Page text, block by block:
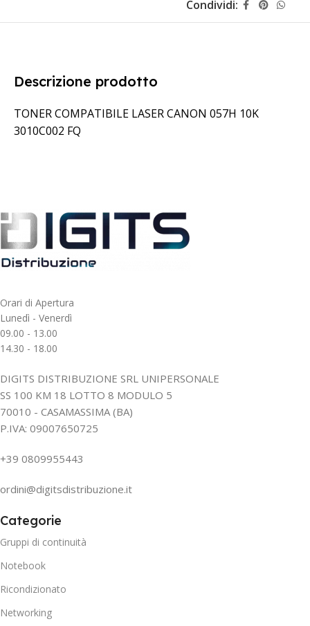
Condividi:
Descrizione prodotto
TONER COMPATIBILE LASER CANON 057H 10K
3010C002 FQ
Orari di Apertura
Lunedì - Venerdì
09.00 - 13.00
14.30 - 18.00
DIGITS DISTRIBUZIONE SRL UNIPERSONALE
SS 100 KM 18 LOTTO 8 MODULO 5
70010 - CASAMASSIMA (BA)
P.IVA: 09007650725
+39 0809955443
ordini@digitsdistribuzione.it
Categorie
Gruppi di continuità
Notebook
Ricondizionato
Networking